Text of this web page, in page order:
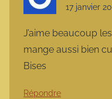
17 janvier
J’aime beaucoup
mange aussi bien
Bises
Répondre